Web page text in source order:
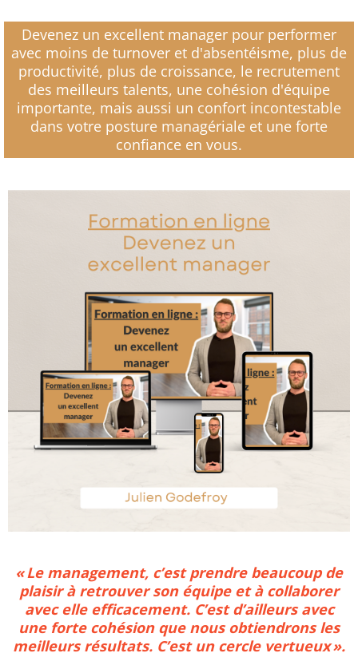
Devenez un excellent manager pour performer
avec moins de turnover et d'absentéisme, plus de
productivité, plus de croissance, le recrutement
des meilleurs talents, une cohésion d'équipe
importante, mais aussi un confort incontestable
dans votre posture managériale et une forte
confiance en vous.
« Le management, c’est prendre beaucoup de
plaisir à retrouver son équipe et à collaborer
avec elle efficacement. C’est d’ailleurs avec
une forte cohésion que nous obtiendrons les
meilleurs résultats. C’est un cercle vertueux ».